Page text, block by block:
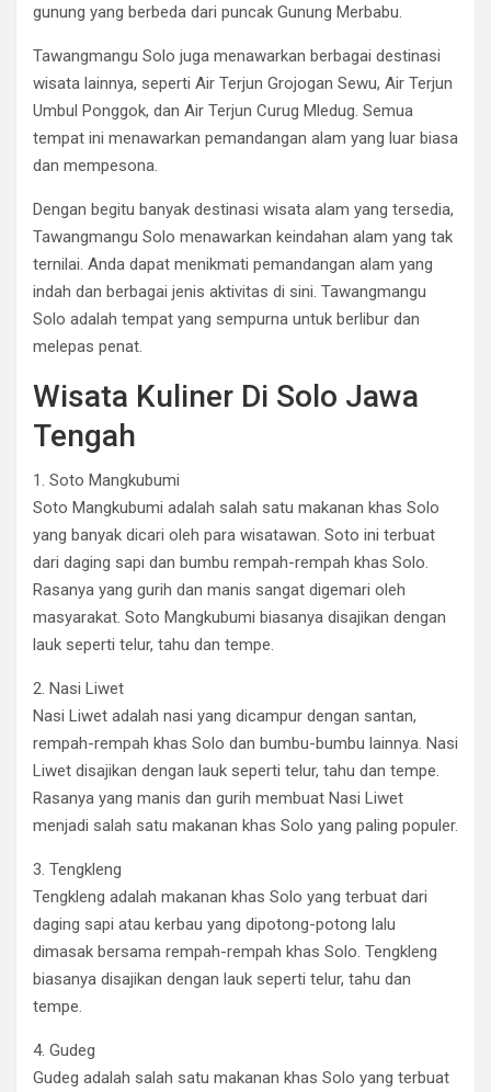
gunung yang berbeda dari puncak Gunung Merbabu.
Tawangmangu Solo juga menawarkan berbagai destinasi
wisata lainnya, seperti Air Terjun Grojogan Sewu, Air Terjun
Umbul Ponggok, dan Air Terjun Curug Mledug. Semua
tempat ini menawarkan pemandangan alam yang luar biasa
dan mempesona.
Dengan begitu banyak destinasi wisata alam yang tersedia,
Tawangmangu Solo menawarkan keindahan alam yang tak
ternilai. Anda dapat menikmati pemandangan alam yang
indah dan berbagai jenis aktivitas di sini. Tawangmangu
Solo adalah tempat yang sempurna untuk berlibur dan
melepas penat.
Wisata Kuliner Di Solo Jawa
Tengah
1. Soto Mangkubumi
Soto Mangkubumi adalah salah satu makanan khas Solo
yang banyak dicari oleh para wisatawan. Soto ini terbuat
dari daging sapi dan bumbu rempah-rempah khas Solo.
Rasanya yang gurih dan manis sangat digemari oleh
masyarakat. Soto Mangkubumi biasanya disajikan dengan
lauk seperti telur, tahu dan tempe.
2. Nasi Liwet
Nasi Liwet adalah nasi yang dicampur dengan santan,
rempah-rempah khas Solo dan bumbu-bumbu lainnya. Nasi
Liwet disajikan dengan lauk seperti telur, tahu dan tempe.
Rasanya yang manis dan gurih membuat Nasi Liwet
menjadi salah satu makanan khas Solo yang paling populer.
3. Tengkleng
Tengkleng adalah makanan khas Solo yang terbuat dari
daging sapi atau kerbau yang dipotong-potong lalu
dimasak bersama rempah-rempah khas Solo. Tengkleng
biasanya disajikan dengan lauk seperti telur, tahu dan
tempe.
4. Gudeg
Gudeg adalah salah satu makanan khas Solo yang terbuat